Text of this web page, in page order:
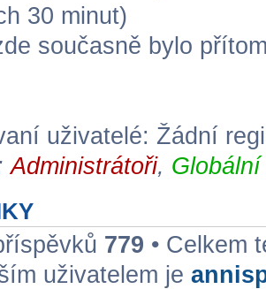
30 minut)
současně bylo
uživatelé: Žádní
Administrátoři,
779 • Celkem
uživatelem je